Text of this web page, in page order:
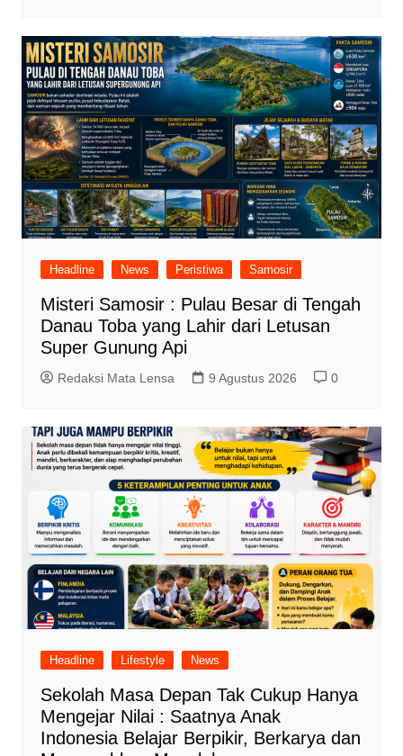
Headline News Peristiwa Samosir
Misteri Samosir : Pulau Besar di Tengah
Danau Toba yang Lahir dari Letusan
Super Gunung Api
Redaksi Mata Lensa 9 Agustus 2026 0
Headline Lifestyle News
Sekolah Masa Depan Tak Cukup Hanya
Mengejar Nilai : Saatnya Anak
Indonesia Belajar Berpikir, Berkarya dan